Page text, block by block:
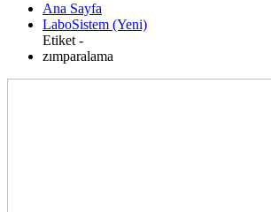
Ana Sayfa
LaboSistem (Yeni)
Etiket -
zımparalama